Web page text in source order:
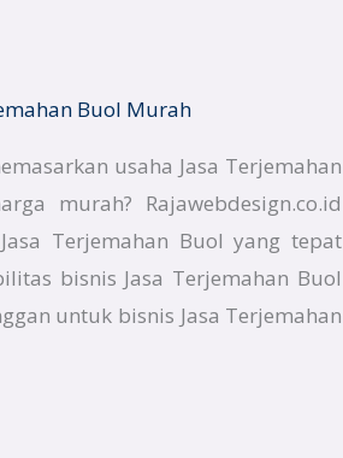
Buol Murah
usaha Jasa Terjemahan
murah? Rajawebdesign.co.id
Terjemahan Buol yang tepat
bisnis Jasa Terjemahan Buol
untuk bisnis Jasa Terjemahan